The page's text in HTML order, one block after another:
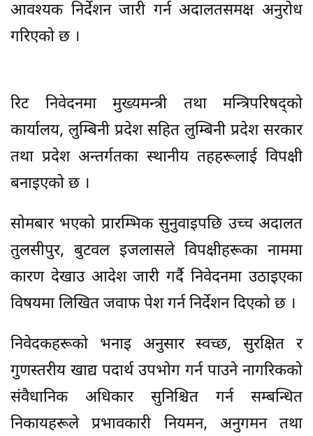
आवश्यक निर्देशन जारी गर्न अदालतसमक्ष अनुरोध
गरिएको छ ।
रिट निवेदनमा मुख्यमन्त्री तथा मन्त्रिपरिषद्को
कार्यालय, लुम्बिनी प्रदेश सहित लुम्बिनी प्रदेश सरकार
तथा प्रदेश अन्तर्गतका स्थानीय तहहरूलाई विपक्षी
बनाइएको छ ।
सोमबार भएको प्रारम्भिक सुनुवाइपछि उच्च अदालत
तुलसीपुर, बुटवल इजलासले विपक्षीहरूका नाममा
कारण देखाउ आदेश जारी गर्दै निवेदनमा उठाइएका
विषयमा लिखित जवाफ पेश गर्न निर्देशन दिएको छ ।
निवेदकहरूको भनाइ अनुसार स्वच्छ, सुरक्षित र
गुणस्तरीय खाद्य पदार्थ उपभोग गर्न पाउने नागरिकको
संवैधानिक अधिकार सुनिश्चित गर्न सम्बन्धित
निकायहरूले प्रभावकारी नियमन, अनुगमन तथा